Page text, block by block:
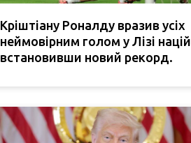
Кріштіану Роналду вразив усіх
неймовірним голом у Лізі націй,
встановивши новий рекорд.